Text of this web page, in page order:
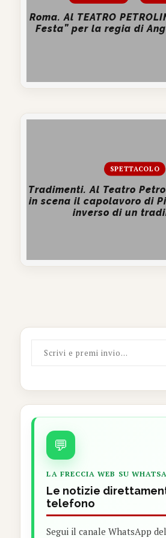
Roma. Al TEATRO
Festa” per la regia di
SPETTACOLO
Tradimenti. Al Teatro
in scena il capolavoro di
inverso di un
💬
LA FRECCIA WEB SU
Le notizie
telefono
Segui il canale WhatsApp